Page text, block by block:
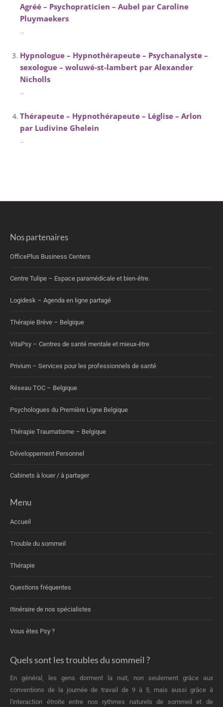
Agréé – Psychopraticien – Aubel par Caroline
Pluymaekers
...
Hypnologue – Hypnothérapeute – Psychanalyste –
sexologue – woluwé-st-lambert par Alexander
Nicholls
...
Thérapeute – Hypnothérapeute – Léglise – Arlon
par Ludivine Ghelein
...
Nos partenaires
OfficePlus Business Centers
Centre Tulipe – Espace paramédicale et bien-être.
Logidesk – Agenda en ligne partagé
Thérapie Bréve – Belgique
VitaPsy – Centres de santé mentale et mieux-être
Privium – Services pour les professionnels de santé
Réseau TOC – Belgique
Psychologues du Première Ligne Belgique
Thérapie Traumatisme – Belgique
Développement Personnel
Cabinets à louer / à partager
Menu
Accueil
Trouble du sommeil
Thérapie
Questions fréquentes
Itinéraire de nos spécialistes
Vous êtes Psy ?
Quels sont les troubles du sommeil ?
En général, les gens dorment la nuit, non seulement grâce aux
conventions de la journée de travail de 9 à 5, mais aussi grâce à
l'interaction étroite entre nos rythmes naturels de sommeil et de